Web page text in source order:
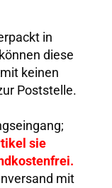
in
diese
keinen
Poststelle.
sie
mit